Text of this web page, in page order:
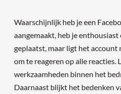
Waarschijnlijk heb je een
aangemaakt, heb je
geplaatst, maar ligt het account
om te reageren op alle reacties.
werkzaamheden binnen het
Daarnaast blijkt het bedenken